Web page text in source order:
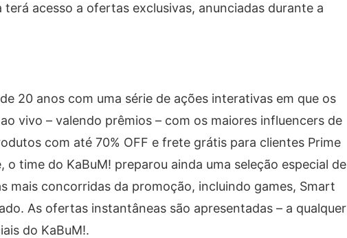
acesso a ofertas exclusivas, anunciadas durante a
20 anos com uma série de ações interativas em que os
vivo – valendo prêmios – com os maiores influencers de
com até 70% OFF e frete grátis para clientes Prime
time do KaBuM! preparou ainda uma seleção especial de
mais concorridas da promoção, incluindo games, Smart
As ofertas instantâneas são apresentadas – a qualquer
do KaBuM!.